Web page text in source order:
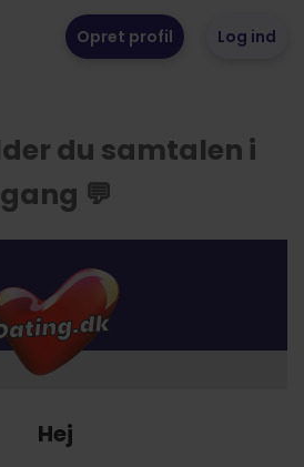
Opret profil Log ind
du samtalen i
gang 💬
Hej